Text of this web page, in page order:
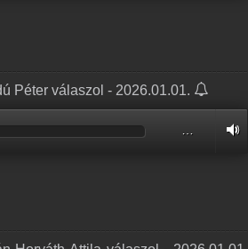
Péter válaszol - 2026.01.01.
…